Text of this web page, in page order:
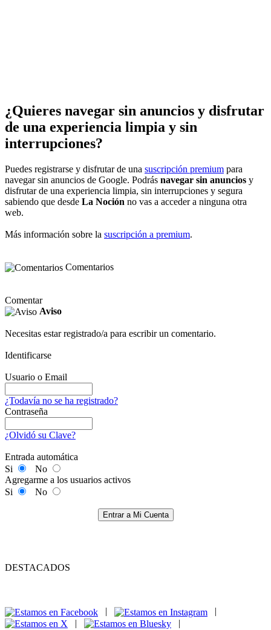
¿Quieres navegar sin anuncios y disfrutar
de una experiencia limpia y sin
interrupciones?
Puedes registrarse y disfrutar de una suscripción premium para
navegar sin anuncios de Google. Podrás navegar sin anuncios y
disfrutar de una experiencia limpia, sin interrupciones y segura
sabiendo que desde La Noción no vas a acceder a ninguna otra
web.
Más información sobre la suscripción a premium.
Comentarios
Comentar
Aviso
Necesitas estar registrado/a para escribir un comentario.
Identificarse
Usuario o Email
¿Todavía no se ha registrado?
Contraseña
¿Olvidó su Clave?
Entrada automática
Si
No
Agregarme a los usuarios activos
Si
No
Entrar a Mi Cuenta
DESTACADOS
|
|